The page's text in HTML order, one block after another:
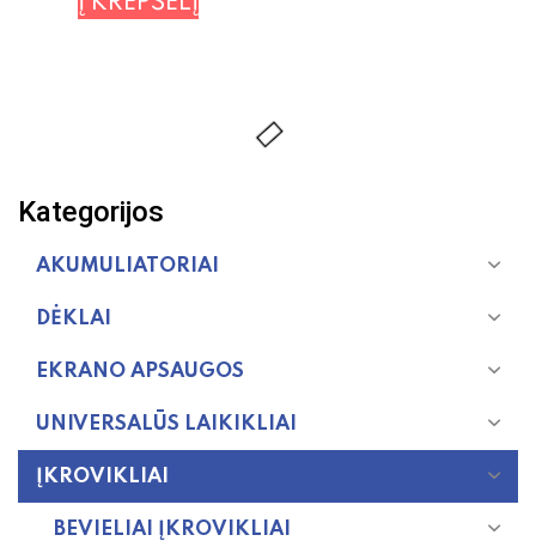
Kategorijos
AKUMULIATORIAI
DĖKLAI
EKRANO APSAUGOS
UNIVERSALŪS LAIKIKLIAI
ĮKROVIKLIAI
BEVIELIAI ĮKROVIKLIAI